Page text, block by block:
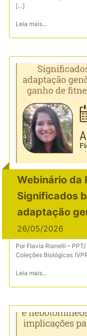
[…]
Leia mais...
Webinário da
Significados
adaptação
26/05/2026
Por Flavia Rianelli –
Coleções Biológicas
Leia mais...